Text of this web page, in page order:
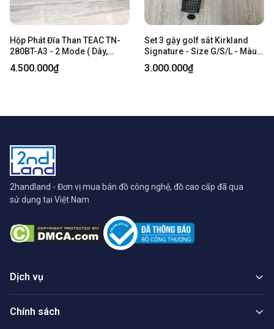
Hộp Phát Đĩa Than TEAC TN-
280BT-A3 - 2 Mode ( Dây,
Bluetooth) - Màu đen - Ngoại
hình: 98% - FullBox
4.500.000₫
Set 3 gậy golf sắt Kirkland
Signature - Size G/S/L - Màu
bạc - Ngoại hình: 97% - Kèm
túi
3.000.000₫
2handland - Đơn vị mua bán đồ công nghệ, đồ cao cấp đã qua
sử dụng tại Việt Nam
Dịch vụ
Chính sách